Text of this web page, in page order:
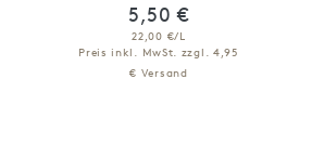
5,50 €
22,00 €/L
Preis inkl. MwSt. zzgl. 4,95
€ Versand